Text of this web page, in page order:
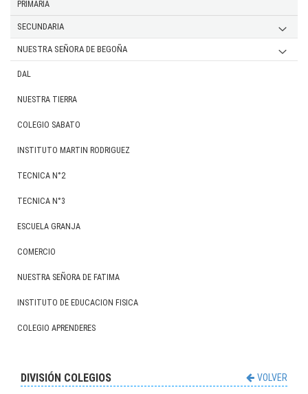
MUJER
PRIMARIA
MUJER
VARON
SECUNDARIA
MUJER
VARON
PRIMARIA
SECUNDARIA
MUJER
VARON
NUESTRA SEÑORA DE BEGOÑA
UNIFORME FORMAL PRIMARIA / SECUNDARIA
UNIFORME DEPORTIVO PRIMARIA
DAL
NUESTRA TIERRA
COLEGIO SABATO
INSTITUTO MARTIN RODRIGUEZ
TECNICA N°2
TECNICA N°3
ESCUELA GRANJA
COMERCIO
NUESTRA SEÑORA DE FATIMA
INSTITUTO DE EDUCACION FISICA
COLEGIO APRENDERES
VOLVER
DIVISIÓN COLEGIOS